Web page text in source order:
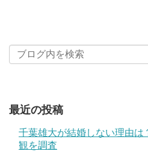
最近の投稿
千葉雄大が結婚しない理由
観を調査